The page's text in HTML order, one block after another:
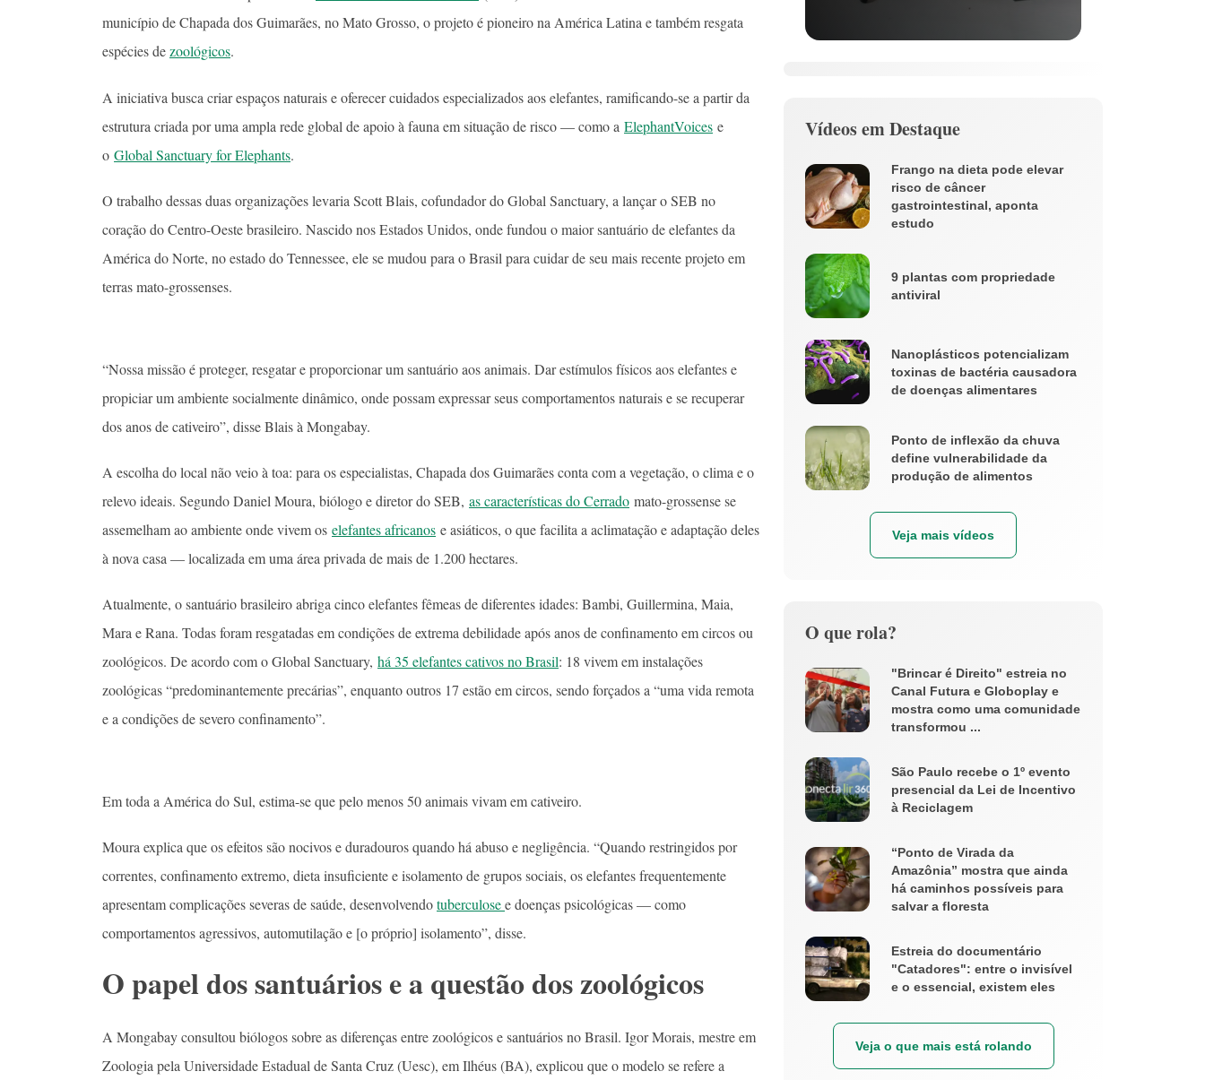
município de Chapada dos Guimarães, no Mato Grosso, o projeto é pioneiro na América Latina e também resgata
espécies dezoológicos.
A iniciativa busca criar espaços naturais e oferecer cuidados especializados aos elefantes, ramificando-se a partir da
estrutura criada por uma ampla rede global de apoio à fauna em situação de risco — como a ElephantVoices e
o Global Sanctuary for Elephants.
O trabalho dessas duas organizações levaria Scott Blais, cofundador do Global Sanctuary, a lançar o SEB no
coração do Centro-Oeste brasileiro. Nascido nos Estados Unidos, onde fundou o maior santuário de elefantes da
América do Norte, no estado do Tennessee, ele se mudou para o Brasil para cuidar de seu mais recente projeto em
terras mato-grossenses.
“Nossa missão é proteger, resgatar e proporcionar um santuário aos animais. Dar estímulos físicos aos elefantes e
propiciar um ambiente socialmente dinâmico, onde possam expressar seus comportamentos naturais e se recuperar
dos anos de cativeiro”, disse Blais à Mongabay.
A escolha do local não veio à toa: para os especialistas, Chapada dos Guimarães conta com a vegetação, o clima e o
relevo ideais. Segundo Daniel Moura, biólogo e diretor do SEB, as características do Cerrado mato-grossense se
assemelham ao ambiente onde vivem os elefantes africanos e asiáticos, o que facilita a aclimatação e adaptação deles
à nova casa — localizada em uma área privada de mais de 1.200 hectares.
Atualmente, o santuário brasileiro abriga cinco elefantes fêmeas de diferentes idades: Bambi, Guillermina, Maia,
Mara e Rana. Todas foram resgatadas em condições de extrema debilidade após anos de confinamento em circos ou
zoológicos. De acordo com o Global Sanctuary, há 35 elefantes cativos no Brasil: 18 vivem em instalações
zoológicas “predominantemente precárias”, enquanto outros 17 estão em circos, sendo forçados a “uma vida remota
e a condições de severo confinamento”.
Em toda a América do Sul, estima-se que pelo menos 50 animais vivam em cativeiro.
Moura explica que os efeitos são nocivos e duradouros quando há abuso e negligência. “Quando restringidos por
correntes, confinamento extremo, dieta insuficiente e isolamento de grupos sociais, os elefantes frequentemente
apresentam complicações severas de saúde, desenvolvendotuberculosee doenças psicológicas — como
comportamentos agressivos, automutilação e [o próprio] isolamento”, disse.
O papel dos santuários e a questão dos zoológicos
A Mongabay consultou biólogos sobre as diferenças entre zoológicos e santuários no Brasil. Igor Morais, mestre em
Zoologia pela Universidade Estadual de Santa Cruz (Uesc), em Ilhéus (BA), explicou que o modelo se refere a
Vídeos em Destaque
Frango na dieta pode elevar
risco de câncer
gastrointestinal, aponta
estudo
9 plantas com propriedade
antiviral
Nanoplásticos potencializam
toxinas de bactéria causadora
de doenças alimentares
Ponto de inflexão da chuva
define vulnerabilidade da
produção de alimentos
Veja mais vídeos
O que rola?
"Brincar é Direito" estreia no
Canal Futura e Globoplay e
mostra como uma comunidade
transformou ...
São Paulo recebe o 1º evento
presencial da Lei de Incentivo
à Reciclagem
“Ponto de Virada da
Amazônia” mostra que ainda
há caminhos possíveis para
salvar a floresta
Estreia do documentário
"Catadores": entre o invisível
e o essencial, existem eles
Veja o que mais está rolando